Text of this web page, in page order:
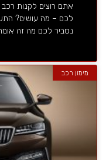
אתם רוצים לקנות
נסביר לכם מה זה
מימון רכב